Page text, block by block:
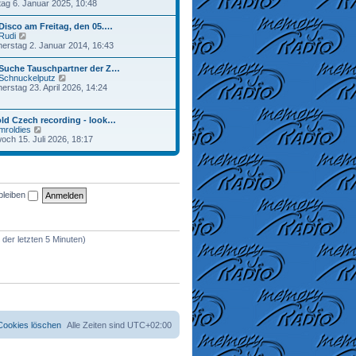
a
g
r
B
e
t
r
a
g
e
e
s
t
e
r
B
e
i
r
a
g
6. Januar 2025, 10:48
am Freitag, den 05.…
Rudi
e
e
s
t
e
B
e
i
t
r
a
2. Januar 2014, 16:43
Tauschpartner der Z…
e
s
t
r
B
t
r
a
23. April 2026, 14:24
Czech recording - look…
e
e
e
r
B
t
r
15. Juli 2026, 18:17
letzten 5 Minuten)
Alle Zeiten sind UTC+02:00
löschen